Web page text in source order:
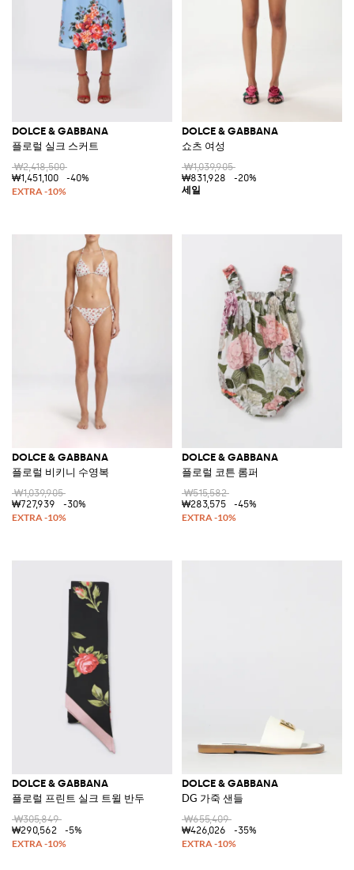
DOLCE & GABBANA
플로럴 실크 스커트
₩2,418,500
₩1,451,100
-40%
DOLCE & GABBANA
쇼츠 여성
₩1,039,905
₩831,928
-20%
DOLCE & GABBANA
플로럴 비키니 수영복
₩1,039,905
₩727,939
-30%
DOLCE & GABBANA
플로럴 코튼 롬퍼
₩515,582
₩283,575
-45%
DOLCE & GABBANA
플로럴 프린트 실크 트윌 반두
₩305,849
₩290,562
-5%
DOLCE & GABBANA
DG 가죽 샌들
₩655,409
₩426,026
-35%